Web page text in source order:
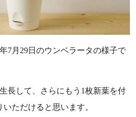
7月29日のウンベラータの様子で
長して、さらにもう1枚新葉を付
ただけると思います。